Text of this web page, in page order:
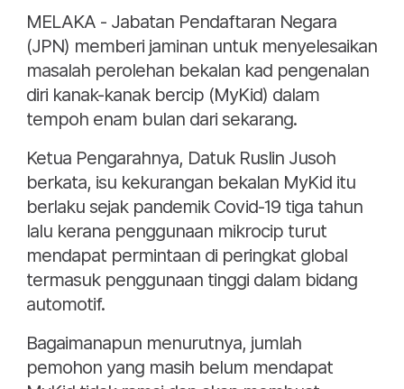
MELAKA - Jabatan Pendaftaran Negara
(JPN) memberi jaminan untuk menyelesaikan
masalah perolehan bekalan kad pengenalan
diri kanak-kanak bercip (MyKid) dalam
tempoh enam bulan dari sekarang.
Ketua Pengarahnya, Datuk Ruslin Jusoh
berkata, isu kekurangan bekalan MyKid itu
berlaku sejak pandemik Covid-19 tiga tahun
lalu kerana penggunaan mikrocip turut
mendapat permintaan di peringkat global
termasuk penggunaan tinggi dalam bidang
automotif.
Bagaimanapun menurutnya, jumlah
pemohon yang masih belum mendapat